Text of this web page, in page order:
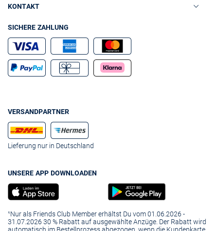
KONTAKT
SICHERE ZAHLUNG
VERSANDPARTNER
Lieferung nur in Deutschland
UNSERE APP DOWNLOADEN
¹Nur als Friends Club Member erhältst Du vom 01.06.2026 -
31.07.2026 30 % Rabatt auf ausgewählte Anzüge. Der Rabatt wird
automatisch im Bestellprozess abgezogen, wenn die Kundenkarte